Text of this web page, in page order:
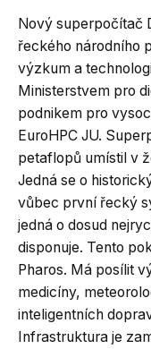
Nový superpočítač
řeckého národního
výzkum a
Ministerstvem pro
podnikem pro
EuroHPC JU.
petaflopů umístil v
Jedná se o
vůbec první řecký
jedná o dosud
disponuje. Tento
Pharos. Má posílit
medicíny,
inteligentních
Infrastruktura je